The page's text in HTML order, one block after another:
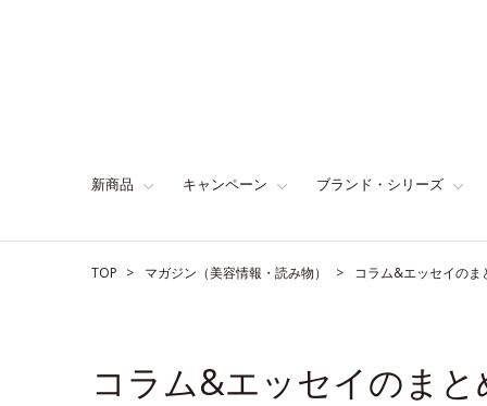
新商品 キャンペーン ブランド・シリーズ
TOP マガジン（美容情報・読み物） コラム&エッセイのま
コラム&エッセイのまと